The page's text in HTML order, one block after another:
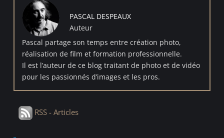
PASCAL DESPEAUX
Auteur
Pascal partage son temps entre création photo,
réalisation de film et formation professionnelle.
Il est l’auteur de ce blog traitant de photo et de vidéo
pour les passionnés d’images et les pros.
RSS - Articles